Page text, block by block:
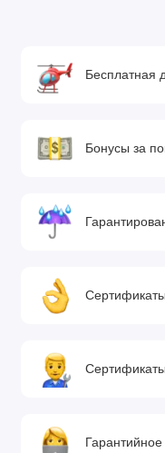
Бесплатная
Бонусы за